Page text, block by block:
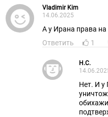
Vladimir Kim
14.06.2025
Ответить
1
H.C.
Нет. И у